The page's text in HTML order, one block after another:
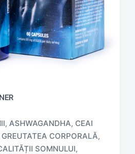
, ASHWAGANDHA, CEAI
CORPORALĂ,
SOMNULUI,